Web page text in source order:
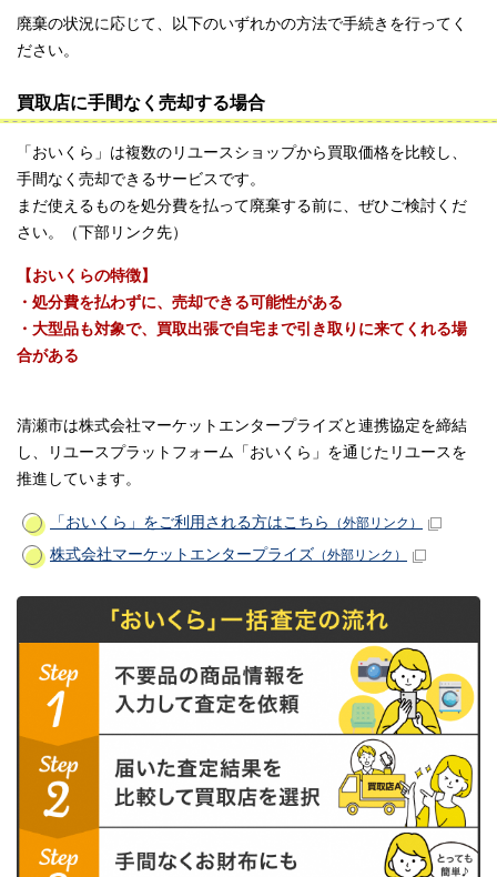
廃棄の状況に応じて、以下のいずれかの方法で手続きを行ってく
ださい。
買取店に手間なく売却する場合
「おいくら」は複数のリユースショップから買取価格を比較し、
手間なく売却できるサービスです。
まだ使えるものを処分費を払って廃棄する前に、ぜひご検討くだ
さい。（下部リンク先）
【おいくらの特徴】
・処分費を払わずに、売却できる可能性がある
・大型品も対象で、買取出張で自宅まで引き取りに来てくれる場
合がある
清瀬市は株式会社マーケットエンタープライズと連携協定を締結
し、リユースプラットフォーム「おいくら」を通じたリユースを
推進しています。
「おいくら」をご利用される方はこちら （外部リンク）
株式会社マーケットエンタープライズ （外部リンク）